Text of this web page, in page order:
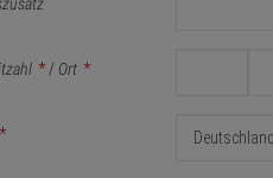
* / Ort *
*